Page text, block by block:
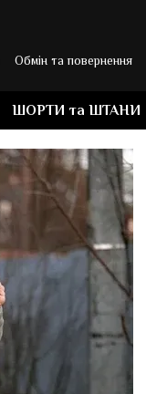
Обмін та повернення
ШОРТИ та ШТАНИ